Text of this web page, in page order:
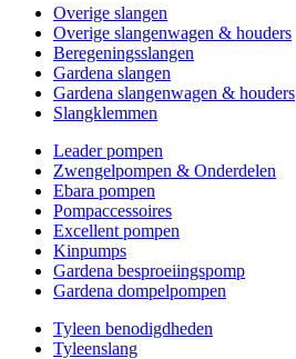
Overige slangen
Overige slangenwagen & houders
Beregeningsslangen
Gardena slangen
Gardena slangenwagen & houders
Slangklemmen
Leader pompen
Zwengelpompen & Onderdelen
Ebara pompen
Pompaccessoires
Excellent pompen
Kinpumps
Gardena besproeiingspomp
Gardena dompelpompen
Tyleen benodigdheden
Tyleenslang